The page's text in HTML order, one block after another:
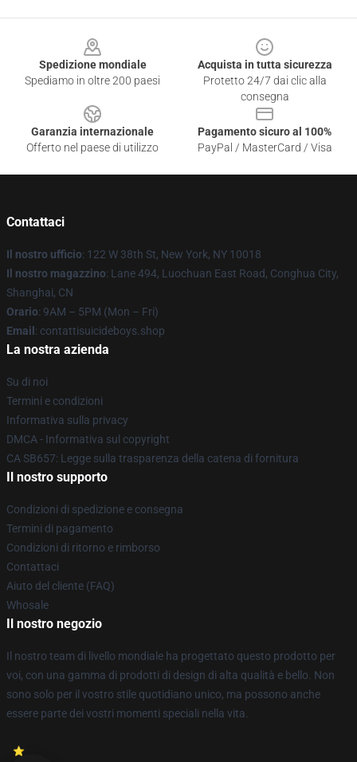
Spedizione mondiale
Spediamo in oltre 200 paesi
Acquista in tutta sicurezza
Protetto 24/7 dai clic alla
consegna
Garanzia internazionale
Offerto nel paese di utilizzo
Pagamento sicuro al 100%
PayPal / MasterCard / Visa
Contattaci
Il nostro ufficio: 122 W 38th St, New York, NY 10018
Il nostro magazzino: Lane 494, Luochuan East Road, Conghua City,
Shanghai, CN
Orario: 9AM – 5PM (Mon – Fri)
Email : contattisuicideboys.shop
La nostra azienda
Su di noi
Termini e condizioni
Informativa sulla privacy
DMCA - Informativa sul copyright
CA SB657: Legge sulla trasparenza della catena di fornitura
Il nostro supporto
Condizioni di spedizione e consegna
Termini di pagamento
Condizioni di ritorno e rimborso
Contattaci
Aiuto del cliente (FAQ)
Whosale
Il nostro negozio
Il nostro team di livello mondiale ha progettato questo prodotto per
voi, con una gamma di prodotti di design di alta qualità e bello. Non
sono solo per il vostro stile quotidiano unico, ma possono anche
essere parte dei vostri momenti speciali nella vita.